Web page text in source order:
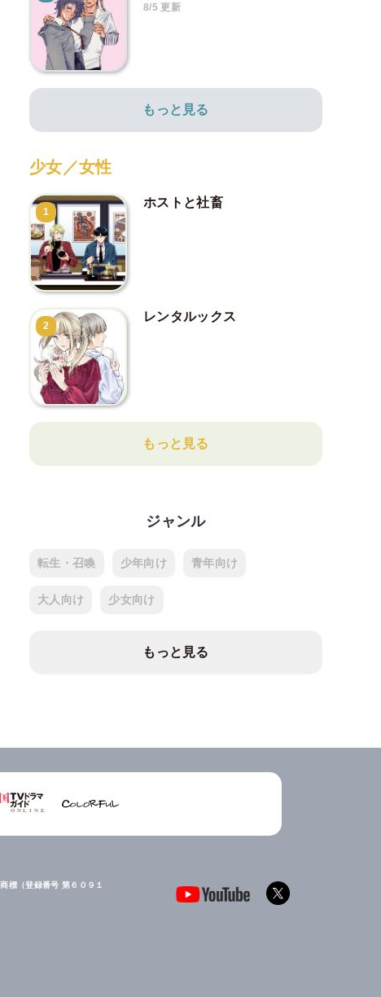
8/5 更新
もっと見る
少女／女性
1
ホストと社畜
2
レンタルックス
もっと見る
ジャンル
転生・召喚 少年向け 青年向け
大人向け 少女向け
もっと見る
標（登録番号 第６０９１